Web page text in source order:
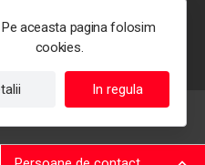
Pe aceasta pagina folosim
cookies.
In regula